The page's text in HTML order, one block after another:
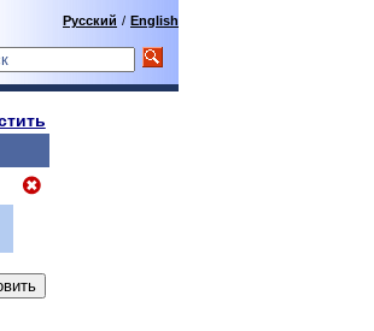
Русский / English